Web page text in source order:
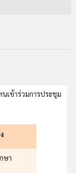
เข้าร่วมการประชุม
า